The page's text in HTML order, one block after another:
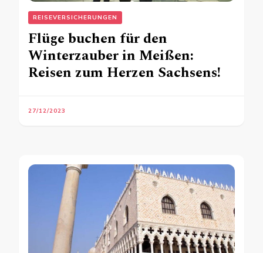
REISEVERSICHERUNGEN
Flüge buchen für den
Winterzauber in Meißen:
Reisen zum Herzen Sachsens!
27/12/2023